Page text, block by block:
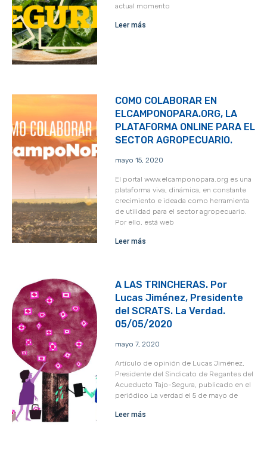
actual momento
Leer más
COMO COLABORAR EN
ELCAMPONOPARA.ORG, LA
PLATAFORMA ONLINE PARA EL
SECTOR AGROPECUARIO.
mayo 15, 2020
El portal www.elcamponopara.org es una
plataforma viva, dinámica, en constante
crecimiento e ideada como herramienta
de utilidad para el sector agropecuario.
Por ello, está web
Leer más
A LAS TRINCHERAS. Por
Lucas Jiménez, Presidente
del SCRATS. La Verdad.
05/05/2020
mayo 7, 2020
Artículo de opinión de Lucas Jiménez,
Presidente del Sindicato de Regantes del
Acueducto Tajo-Segura, publicado en el
periódico La verdad el 5 de mayo de
Leer más